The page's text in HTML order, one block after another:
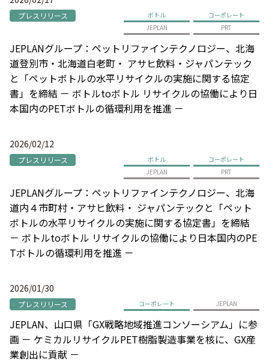
プレスリリース ボトル
コーポレート
JEPLAN
PRT
JEPLANグループ：ペットリファインテクノロジー、北海
道登別市・北海道白老町・ アサヒ飲料・ジャパンテック
と「ペットボトルの水平リサイクルの実施に関する協定
書」を締結 － ボトルtoボトル リサイクルの協働により日
本国内のPETボトルの循環利用を推進 －
2026/02/12
プレスリリース ボトル
コーポレート
JEPLAN
PRT
JEPLANグループ：ペットリファインテクノロジー、北海
道内４市町村・アサヒ飲料・ ジャパンテックと「ペット
ボトルの水平リサイクルの実施に関する協定書」を締結
－ ボトルtoボトル リサイクルの協働により日本国内のPE
Tボトルの循環利用を推進 －
2026/01/30
プレスリリース コーポレート JEPLAN
JEPLAN、山口県「GX戦略地域推進コンソーシアム」に参
画 － ケミカルリサイクルPET樹脂製造事業を核に、GX産
業創出に貢献 －